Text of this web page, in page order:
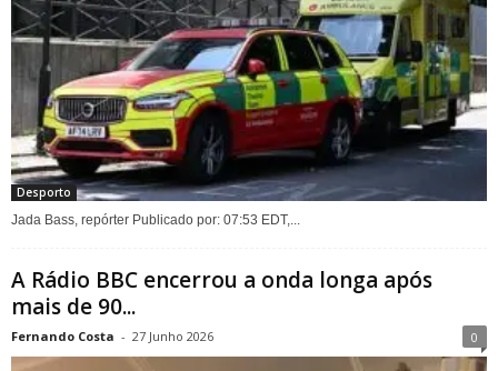
Desporto
Jada Bass, repórter Publicado por: 07:53 EDT,...
A Rádio BBC encerrou a onda longa após
mais de 90...
Fernando Costa - 27 Junho 2026 0